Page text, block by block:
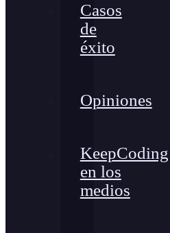
Casos
de
éxito
Opiniones
KeepCoding
en los
medios